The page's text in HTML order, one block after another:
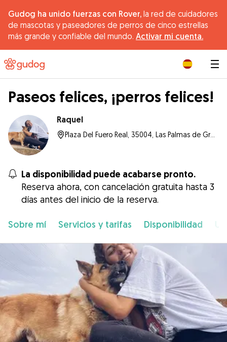
Gudog ha unido fuerzas con Rover, la red de cuidadores
de mascotas y paseadores de perros de cinco estrellas
más grande y confiable del mundo. Activar mi cuenta.
Paseos felices, ¡perros felices!
Raquel
Plaza Del Fuero Real, 35004, Las Palmas de Gran Canaria
La disponibilidad puede acabarse pronto.
Reserva ahora, con cancelación gratuita hasta 3
días antes del inicio de la reserva.
Sobre mí Servicios y tarifas Disponibilidad